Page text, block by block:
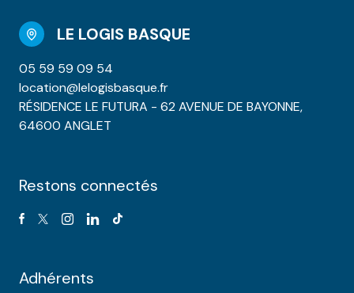
LE LOGIS BASQUE
05 59 59 09 54
location@lelogisbasque.fr
RÉSIDENCE LE FUTURA - 62 AVENUE DE BAYONNE,
64600 ANGLET
Restons connectés
Adhérents